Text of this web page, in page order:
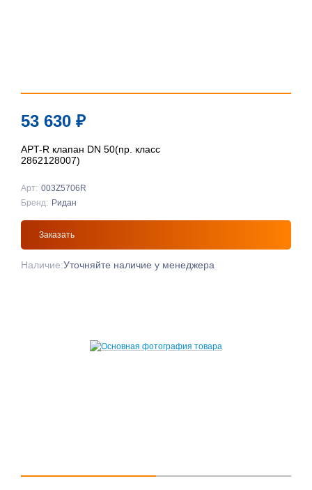
53 630 ₽
APT-R клапан DN 50(пр. класс
2862128007)
Арт: 003Z5706R
Бренд: Ридан
Заказать
Наличие:Уточняйте наличие у менеджера